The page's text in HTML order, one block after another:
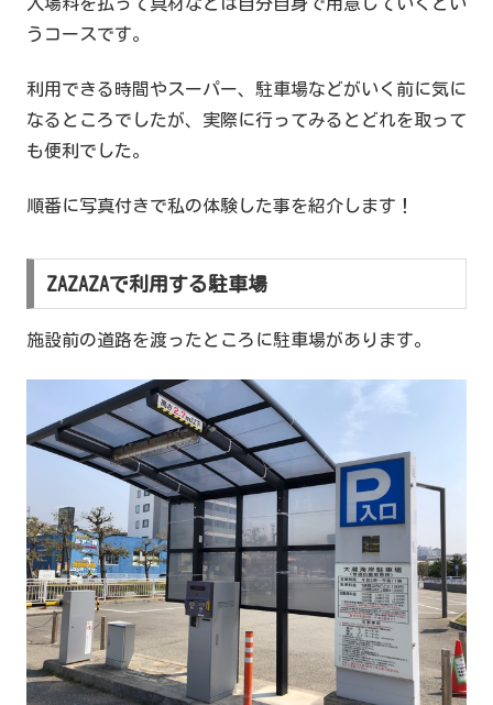
うコースです。
利用できる時間やスーパー、駐車場などがいく前に気に
なるところでしたが、実際に行ってみるとどれを取って
も便利でした。
順番に写真付きで私の体験した事を紹介します！
ZAZAZAで利用する駐車場
施設前の道路を渡ったところに駐車場があります。